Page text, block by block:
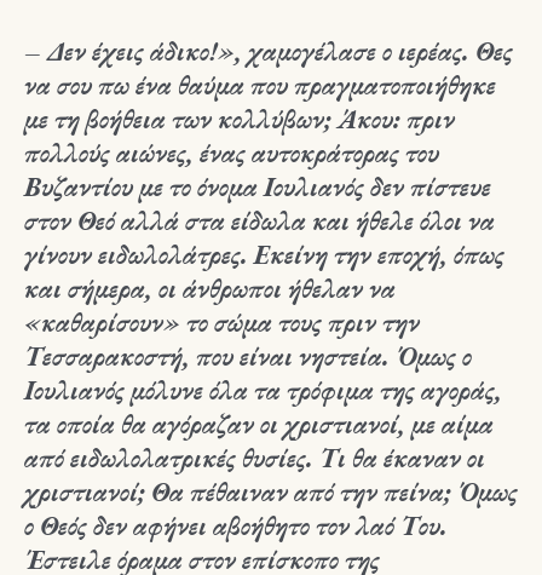
– Δεν έχεις άδικο!», χαμογέλασε ο ιερέας. Θες
να σου πω ένα θαύμα που πραγματοποιήθηκε
με τη βοήθεια των κολλύβων; Άκου: πριν
πολλούς αιώνες, ένας αυτοκράτορας του
Βυζαντίου με το όνομα Ιουλιανός δεν πίστευε
στον Θεό αλλά στα είδωλα και ήθελε όλοι να
γίνουν ειδωλολάτρες. Εκείνη την εποχή, όπως
και σήμερα, οι άνθρωποι ήθελαν να
«καθαρίσουν» το σώμα τους πριν την
Τεσσαρακοστή, που είναι νηστεία. Όμως ο
Ιουλιανός μόλυνε όλα τα τρόφιμα της αγοράς,
τα οποία θα αγόραζαν οι χριστιανοί, με αίμα
από ειδωλολατρικές θυσίες. Τι θα έκαναν οι
χριστιανοί; Θα πέθαιναν από την πείνα; Όμως
ο Θεός δεν αφήνει αβοήθητο τον λαό Του.
Έστειλε όραμα στον επίσκοπο της